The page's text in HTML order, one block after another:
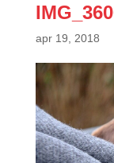
apr 19, 2018